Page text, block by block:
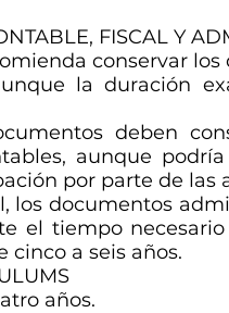
FISCAL Y
conservar
la duración
deben
aunque
por parte de las
los documentos
el tiempo
cinco a seis años.
años.